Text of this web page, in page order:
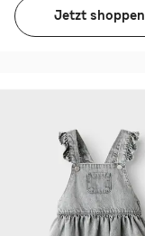
Jetzt shoppen